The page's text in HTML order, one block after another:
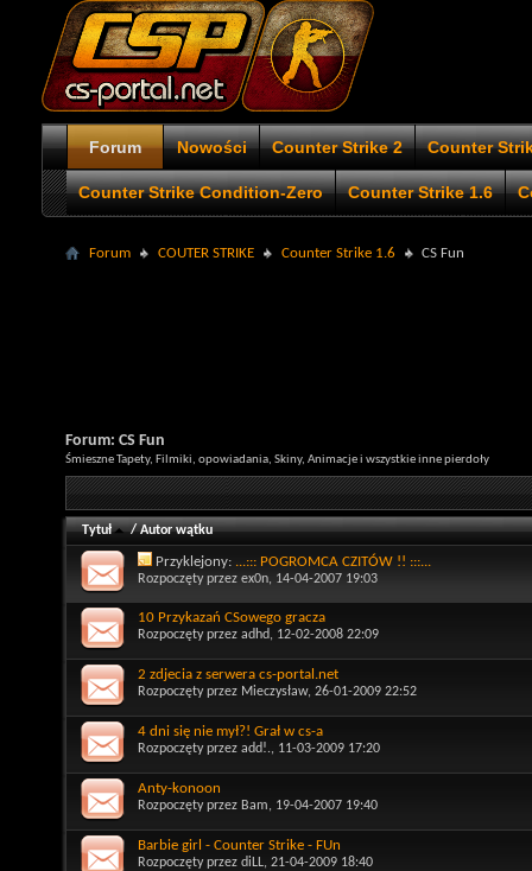
Forum Nowości Counter Strike 2 Counter
Counter Strike Condition-Zero Counter Strike 1.6
Forum COUTER STRIKE Counter Strike 1.6 CS Fun
Forum: CS Fun
Śmieszne Tapety, Filmiki, opowiadania, Skiny, Animacje i wszystkie inne pierdoły
Tytuł /Autor wątku
Przyklejony: ...::: POGROMCA CZITÓW !! :::...
Rozpoczęty przez ex0n, 14-04-2007 19:03
10 Przykazań CSowego gracza
Rozpoczęty przez adhd, 12-02-2008 22:09
2 zdjecia z serwera cs-portal.net
Rozpoczęty przez Mieczysław, 26-01-2009 22:52
4 dni się nie mył?! Grał w cs-a
Rozpoczęty przez add!., 11-03-2009 17:20
Anty-konoon
Rozpoczęty przez Bam, 19-04-2007 19:40
Barbie girl - Counter Strike - FUn
Rozpoczęty przez diLL, 21-04-2009 18:40